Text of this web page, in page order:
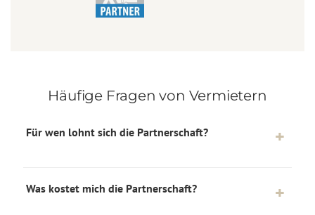
Häufige Fragen von Vermietern
Für wen lohnt sich die Partnerschaft?
Was kostet mich die Partnerschaft?